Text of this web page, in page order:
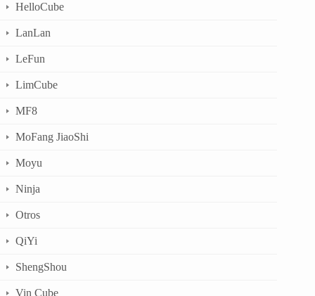
HelloCube
LanLan
LeFun
LimCube
MF8
MoFang JiaoShi
Moyu
Ninja
Otros
QiYi
ShengShou
Vin Cube